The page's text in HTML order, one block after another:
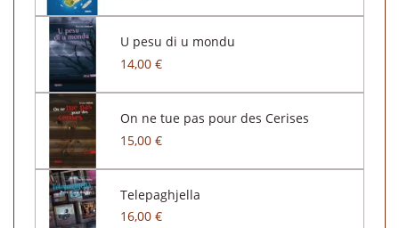
U pesu di u mondu
14,00 €
On ne tue pas pour des Cerises
15,00 €
Telepaghjella
16,00 €